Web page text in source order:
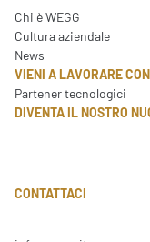
Chi è WEGG
Cultura aziendale
News
VIENI A LAVORARE
Partener tecnologici
DIVENTA IL NOSTRO
CONTATTACI